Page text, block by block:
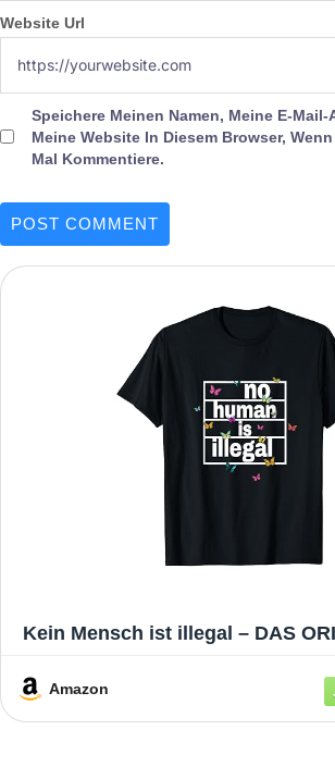
Website Url
Speichere Meinen Namen, Meine E-Mail-
Meine Website In Diesem Browser,
Mal Kommentiere.
Kein Mensch ist illegal – DAS
Amazon